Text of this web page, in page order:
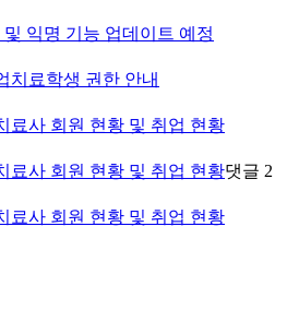
익명 기능 업데이트 예정
치료학생 권한 안내
료사 회원 현황 및 취업 현황
료사 회원 현황 및 취업 현황댓글 2
료사 회원 현황 및 취업 현황